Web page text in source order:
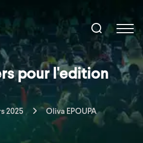
pour l'edition
2025 Oliva EPOUPA